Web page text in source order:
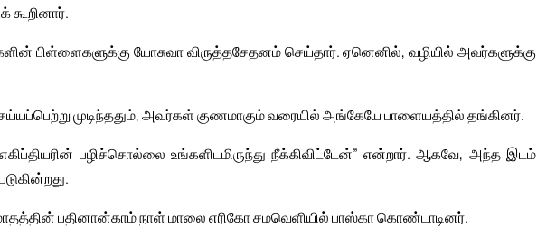
பிள்ளைகளுக்கு யோசுவா விருத்தசேதனம் செய்தார். ஏனெனில், வழியில் அவர்களுக்கு
முடிந்ததும், அவர்கள் குணமாகும் வரையில் அங்கேயே பாளையத்தில் தங்கினர்.
பழிச்சொல்லை உங்களிடமிருந்து நீக்கிவிட்டேன்” என்றார். ஆகவே, அந்த இடம்
பதினான்காம் நாள் மாலை எரிகோ சமவெளியில் பாஸ்கா கொண்டாடினர்.